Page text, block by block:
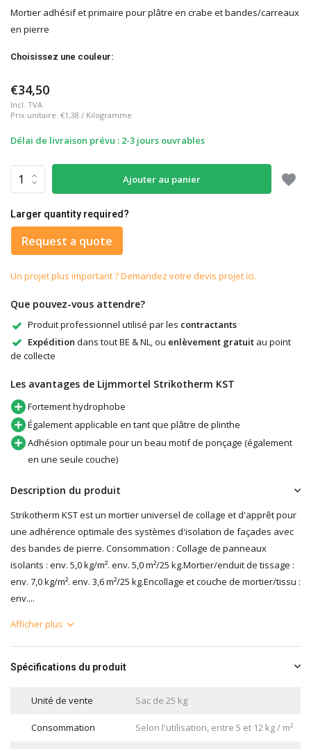
Mortier adhésif et primaire pour plâtre en crabe et bandes/carreaux
en pierre
Choisissez une couleur:
€34,50
Incl. TVA
Prix unitaire: €1,38 / Kilogramme
Délai de livraison prévu : 2-3 jours ouvrables
Ajouter au panier
Larger quantity required?
Request a quote
Un projet plus important ? Demandez votre devis projet ici.
Que pouvez-vous attendre?
Produit professionnel utilisé par les contractants
Expédition dans tout BE & NL, ou enlèvement gratuit au point
de collecte
Les avantages de Lijmmortel Strikotherm KST
Fortement hydrophobe
Également applicable en tant que plâtre de plinthe
Adhésion optimale pour un beau motif de ponçage (également
en une seule couche)
Description du produit
Strikotherm KST est un mortier universel de collage et d'apprêt pour
une adhérence optimale des systèmes d'isolation de façades avec
des bandes de pierre. Consommation : Collage de panneaux
isolants : env. 5,0 kg/m². env. 5,0 m²/25 kg.Mortier/enduit de tissage :
env. 7,0 kg/m². env. 3,6 m²/25 kg.Encollage et couche de mortier/tissu :
env....
Afficher plus
Spécifications du produit
Unité de vente Sac de 25 kg
Consommation Selon l'utilisation, entre 5 et 12 kg / m²